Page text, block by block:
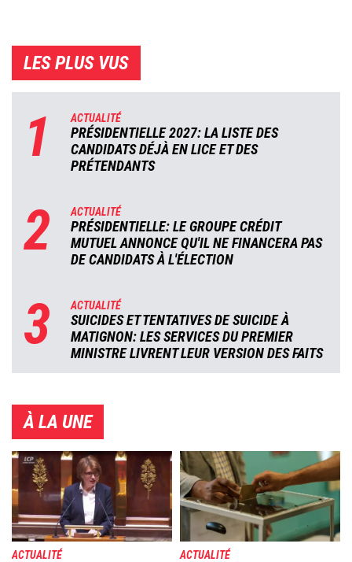
LES PLUS VUS
1 ACTUALITÉ
PRÉSIDENTIELLE 2027: LA LISTE DES
CANDIDATS DÉJÀ EN LICE ET DES
PRÉTENDANTS
2 ACTUALITÉ
PRÉSIDENTIELLE: LE GROUPE CRÉDIT
MUTUEL ANNONCE QU'IL NE FINANCERA PAS
DE CANDIDATS À L'ÉLECTION
3 ACTUALITÉ
SUICIDES ET TENTATIVES DE SUICIDE À
MATIGNON: LES SERVICES DU PREMIER
MINISTRE LIVRENT LEUR VERSION DES FAITS
À LA UNE
Image
ACTUALITÉ
Image
ACTUALITÉ